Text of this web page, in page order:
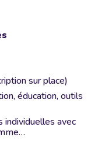
sur place)
éducation, outils
individuelles avec